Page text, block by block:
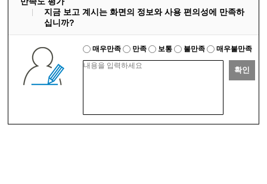
지금 보고 계시는 화면의 정보와 사용 편의성에 만족하
십니까?
매우만족 만족 보통 불만족 매우불만족
확인